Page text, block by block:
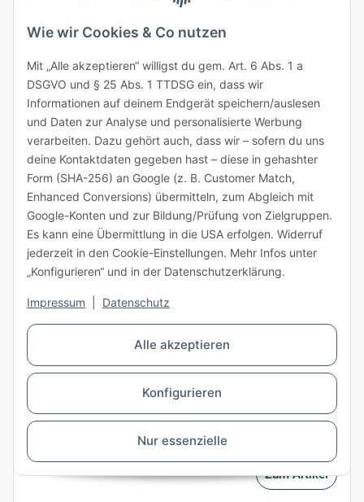
Alle akzeptieren
Konfigurieren
Nur essenzielle
Wie wir Cookies & Co nutzen
Mit „Alle akzeptieren“ willigst du gem. Art. 6 Abs. 1 a
DSGVO und § 25 Abs. 1 TTDSG ein, dass wir
Informationen auf deinem Endgerät speichern/auslesen
und Daten zur Analyse und personalisierte Werbung
verarbeiten. Dazu gehört auch, dass wir – sofern du uns
deine Kontaktdaten gegeben hast – diese in gehashter
Form (SHA-256) an Google (z. B. Customer Match,
Enhanced Conversions) übermitteln, zum Abgleich mit
Google-Konten und zur Bildung/Prüfung von Zielgruppen.
Es kann eine Übermittlung in die USA erfolgen. Widerruf
jederzeit in den Cookie-Einstellungen. Mehr Infos unter
„Konfigurieren“ und in der Datenschutzerklärung.
Impressum Datenschutz
Geschenkbox "Weihnachten" 448 x 374 x 120 mm
Artikelnummer: K24-14570
448 x 374 x 120 mm (L x B x H)
Farbe:
Braun
Menge/Paket:
20 Stk
ab5,56 €exkl. USt.
ab 200 Stück
Summe:20×5,94 €=118,80 €
Zum Artikel